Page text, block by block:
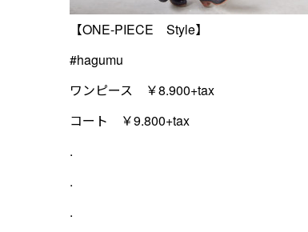
【ONE-PIECE Style】
#hagumu
ワンピース ￥8.900+tax
コート ￥9.800+tax
.
.
.